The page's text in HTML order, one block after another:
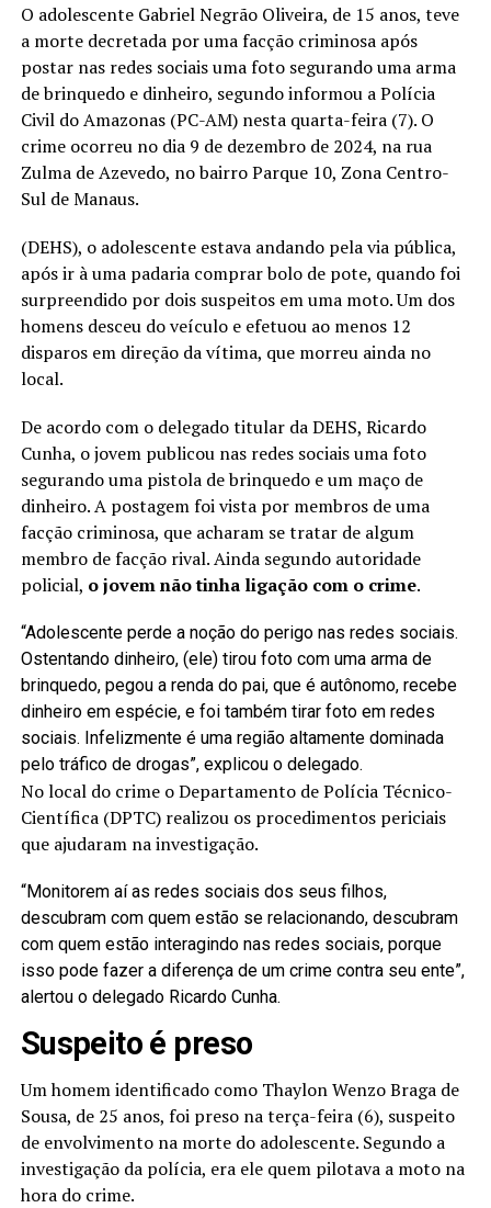
O adolescente Gabriel Negrão Oliveira, de 15 anos, teve
a morte decretada por uma facção criminosa após
postar nas redes sociais uma foto segurando uma arma
de brinquedo e dinheiro, segundo informou a Polícia
Civil do Amazonas (PC-AM) nesta quarta-feira (7). O
crime ocorreu no dia 9 de dezembro de 2024, na rua
Zulma de Azevedo, no bairro Parque 10, Zona Centro-
Sul de Manaus.
(DEHS), o adolescente estava andando pela via pública,
após ir à uma padaria comprar bolo de pote, quando foi
surpreendido por dois suspeitos em uma moto. Um dos
homens desceu do veículo e efetuou ao menos 12
disparos em direção da vítima, que morreu ainda no
local.
De acordo com o delegado titular da DEHS, Ricardo
Cunha, o jovem publicou nas redes sociais uma foto
segurando uma pistola de brinquedo e um maço de
dinheiro. A postagem foi vista por membros de uma
facção criminosa, que acharam se tratar de algum
membro de facção rival. Ainda segundo autoridade
policial, o jovem não tinha ligação com o crime.
“Adolescente perde a noção do perigo nas redes sociais.
Ostentando dinheiro, (ele) tirou foto com uma arma de
brinquedo, pegou a renda do pai, que é autônomo, recebe
dinheiro em espécie, e foi também tirar foto em redes
sociais. Infelizmente é uma região altamente dominada
pelo tráfico de drogas”, explicou o delegado.
No local do crime o Departamento de Polícia Técnico-
Científica (DPTC) realizou os procedimentos periciais
que ajudaram na investigação.
“Monitorem aí as redes sociais dos seus filhos,
descubram com quem estão se relacionando, descubram
com quem estão interagindo nas redes sociais, porque
isso pode fazer a diferença de um crime contra seu ente”,
alertou o delegado Ricardo Cunha.
Suspeito é preso
Um homem identificado como Thaylon Wenzo Braga de
Sousa, de 25 anos, foi preso na terça-feira (6), suspeito
de envolvimento na morte do adolescente. Segundo a
investigação da polícia, era ele quem pilotava a moto na
hora do crime.